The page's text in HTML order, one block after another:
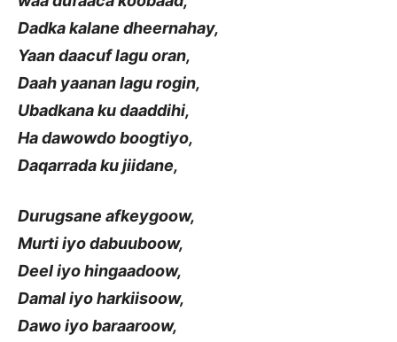
Dadka kalane dheernahay,
Yaan daacuf lagu oran,
Daah yaanan lagu rogin,
Ubadkana ku daaddihi,
Ha dawowdo boogtiyo,
Daqarrada ku jiidane,
Durugsane afkeygoow,
Murti iyo dabuuboow,
Deel iyo hingaadoow,
Damal iyo harkiisoow,
Dawo iyo baraaroow,